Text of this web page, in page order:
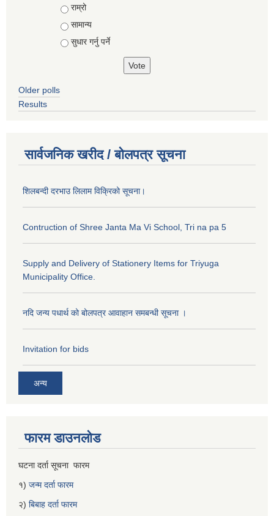
राम्रो
सामान्य
सुधार गर्नु पर्ने
Older polls
Results
सार्वजनिक खरीद / बोलपत्र सूचना
शिलबन्दी दरभाउ लिलाम विक्रिको सूचना।
Contruction of Shree Janta Ma Vi School, Tri na pa 5
Supply and Delivery of Stationery Items for Triyuga
Municipality Office.
नदि जन्य पधार्थ को बोलपत्र आवाहान समबन्धी सूचना ।
Invitation for bids
अन्य
फारम डाउनलोड
घटना दर्ता सूचना फारम
१) जन्म दर्ता फारम
२) बिबाह दर्ता फारम